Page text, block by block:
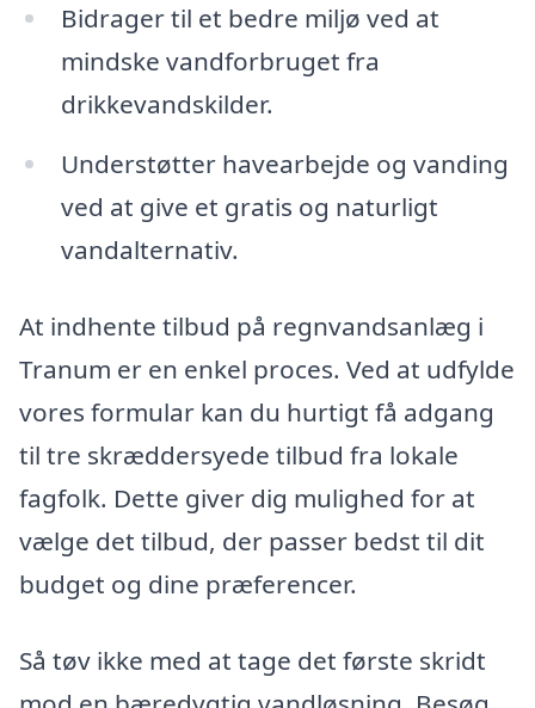
Bidrager til et bedre miljø ved at
mindske vandforbruget fra
drikkevandskilder.
Understøtter havearbejde og vanding
ved at give et gratis og naturligt
vandalternativ.
At indhente tilbud på regnvandsanlæg i
Tranum er en enkel proces. Ved at udfylde
vores formular kan du hurtigt få adgang
til tre skræddersyede tilbud fra lokale
fagfolk. Dette giver dig mulighed for at
vælge det tilbud, der passer bedst til dit
budget og dine præferencer.
Så tøv ikke med at tage det første skridt